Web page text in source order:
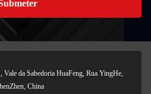
Vale da Sabedoria HuaFeng, Rua YingHe,
China